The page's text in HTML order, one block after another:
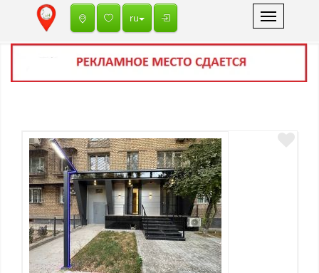
Toggle
navigation
ru